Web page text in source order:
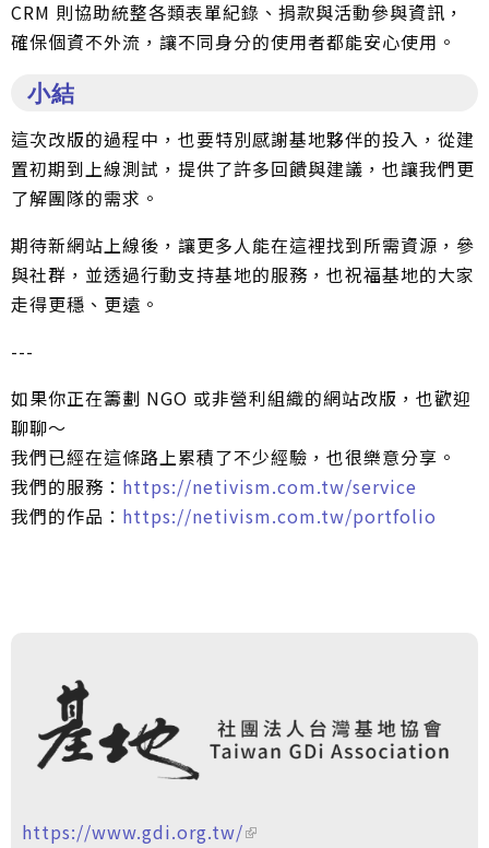
CRM 則協助統整各類表單紀錄、捐款與活動參與資訊，
確保個資不外流，讓不同身分的使用者都能安心使用。
小結
這次改版的過程中，也要特別感謝基地夥伴的投入，從建
置初期到上線測試，提供了許多回饋與建議，也讓我們更
了解團隊的需求。
期待新網站上線後，讓更多人能在這裡找到所需資源，參
與社群，並透過行動支持基地的服務，也祝福基地的大家
走得更穩、更遠。
---
如果你正在籌劃 NGO 或非營利組織的網站改版，也歡迎
聊聊～
我們已經在這條路上累積了不少經驗，也很樂意分享。
我們的服務： https://netivism.com.tw/service
我們的作品： https://netivism.com.tw/portfolio
https://www.gdi.org.tw/